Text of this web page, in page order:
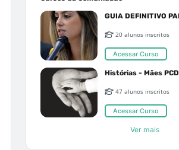
20 alunos inscritos
Acessar Curso
Histórias - Mães PCD
47 alunos inscritos
Acessar Curso
Ver mais